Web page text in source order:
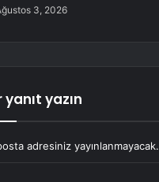
3, 2026
yanıt yazın
adresiniz yayınlanmayacak.